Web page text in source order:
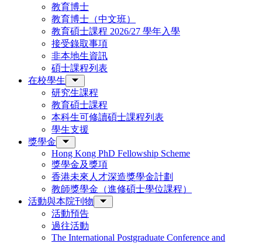
教育博士
教育博士（中文班）
教育碩士課程 2026/27 學年入學
接受錄取事項
非本地生資訊
碩士課程列表
在校學生
研究生課程
教育碩士課程
本科生可修讀碩士課程列表
學生支援
獎學金
Hong Kong PhD Fellowship Scheme
獎學金及獎項
香港未來人才深造獎學金計劃
教師獎學金（進修碩士學位課程）
活動與本院刊物
活動預告
過往活動
The International Postgraduate Conference and